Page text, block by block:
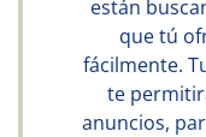
están
que tú
fácilmente.
te
anuncios,